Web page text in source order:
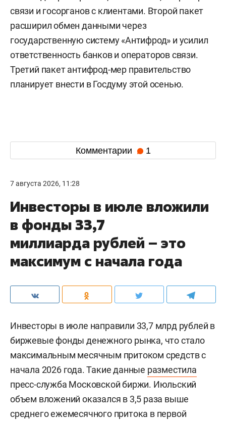
связи и госорганов с клиентами. Второй пакет
расширил обмен данными через
государственную систему «Антифрод» и усилил
ответственность банков и операторов связи.
Третий пакет антифрод-мер правительство
планирует внести в Госдуму этой осенью.
Комментарии 1
7 августа 2026, 11:28
Инвесторы в июле вложили
в фонды 33,7
миллиарда рублей – это
максимум с начала года
Инвесторы в июле направили 33,7 млрд рублей в
биржевые фонды денежного рынка, что стало
максимальным месячным притоком средств с
начала 2026 года. Такие данные разместила
пресс-служба Московской биржи. Июльский
объем вложений оказался в 3,5 раза выше
среднего ежемесячного притока в первой